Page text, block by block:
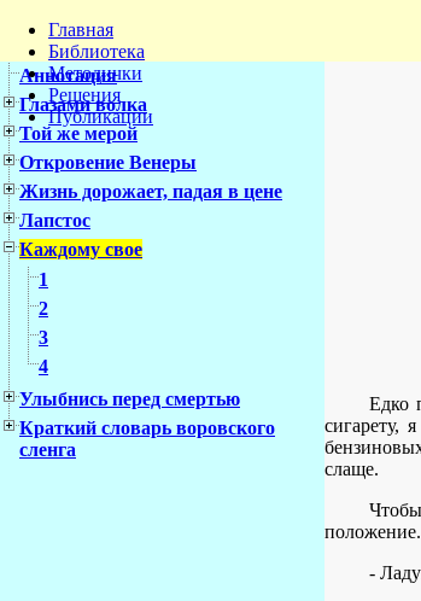
Главная
Библиотека
Методички
Решения
Публикации
Аннотация
Глазами волка
Той же мерой
Откровение Венеры
Жизнь дорожает, падая в цене
Лапстос
Каждому свое
1
2
3
4
Улыбнись перед смертью
Краткий словарь воровского
сленга
Едко
сигарету,
слаще.
положение.
-